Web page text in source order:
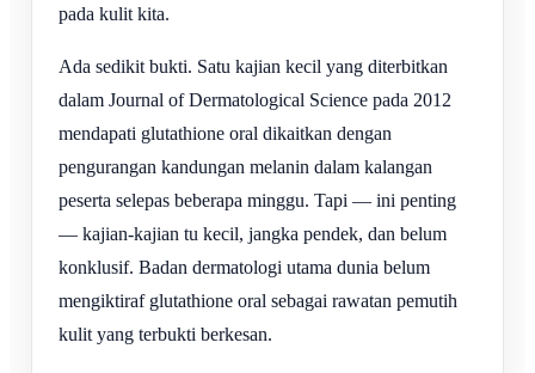
pada kulit kita.
Ada sedikit bukti. Satu kajian kecil yang diterbitkan
dalam Journal of Dermatological Science pada 2012
mendapati glutathione oral dikaitkan dengan
pengurangan kandungan melanin dalam kalangan
peserta selepas beberapa minggu. Tapi — ini penting
— kajian-kajian tu kecil, jangka pendek, dan belum
konklusif. Badan dermatologi utama dunia belum
mengiktiraf glutathione oral sebagai rawatan pemutih
kulit yang terbukti berkesan.